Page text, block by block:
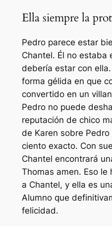
Ella siempre la
Pedro parece estar
Chantel. Él no estaba
debería estar con
forma gélida en que
convertido en un
Pedro no puede
reputación de chico
de Karen sobre
ciento exacto. Con
Chantel encontrará
Thomas amen. Eso le
a Chantel, y ella es
Alumno que
felicidad.